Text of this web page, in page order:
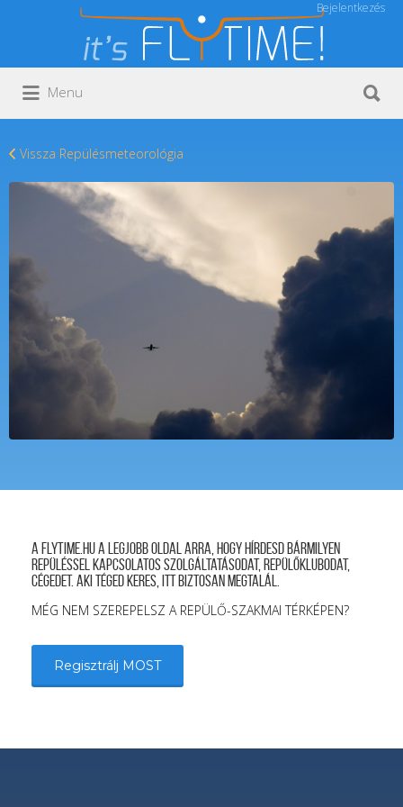
Bejelentkezés
Keresés:
Menu
Vissza Repülésmeteorológia
A FLYTIME.HU a legjobb oldal arra, hogy hírdesd bármilyen
repüléssel kapcsolatos szolgáltatásodat, repülőklubodat,
cégedet. Aki téged keres, itt biztosan megtalál.
MÉG NEM SZEREPELSZ A REPÜLŐ-SZAKMAI TÉRKÉPEN?
Regisztrálj MOST